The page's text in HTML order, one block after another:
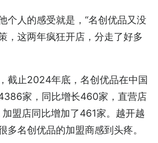
个人的感受就是，“名创优品又没
，这两年疯狂开店，分走了好多
截止2024年底，名创优品在中国
家，同比增长460家，直营店
盟店同比增加了461家。越开越
多名创优品的加盟商感到头疼。